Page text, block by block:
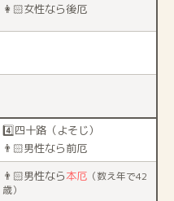
👩🏻女性なら後厄
4️⃣四十路（よそじ）
👨🏻男性なら前厄
👨🏻男性なら本厄（数え年で42
歳）